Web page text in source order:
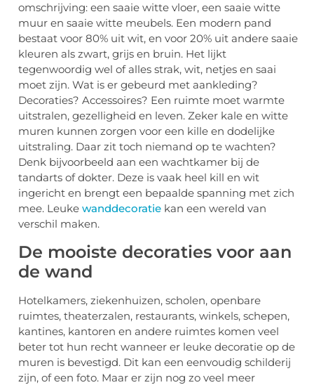
omschrijving: een saaie witte vloer, een saaie witte
muur en saaie witte meubels. Een modern pand
bestaat voor 80% uit wit, en voor 20% uit andere saaie
kleuren als zwart, grijs en bruin. Het lijkt
tegenwoordig wel of alles strak, wit, netjes en saai
moet zijn. Wat is er gebeurd met aankleding?
Decoraties? Accessoires? Een ruimte moet warmte
uitstralen, gezelligheid en leven. Zeker kale en witte
muren kunnen zorgen voor een kille en dodelijke
uitstraling. Daar zit toch niemand op te wachten?
Denk bijvoorbeeld aan een wachtkamer bij de
tandarts of dokter. Deze is vaak heel kill en wit
ingericht en brengt een bepaalde spanning met zich
mee. Leuke wanddecoratie kan een wereld van
verschil maken.
De mooiste decoraties voor aan
de wand
Hotelkamers, ziekenhuizen, scholen, openbare
ruimtes, theaterzalen, restaurants, winkels, schepen,
kantines, kantoren en andere ruimtes komen veel
beter tot hun recht wanneer er leuke decoratie op de
muren is bevestigd. Dit kan een eenvoudig schilderij
zijn, of een foto. Maar er zijn nog zo veel meer